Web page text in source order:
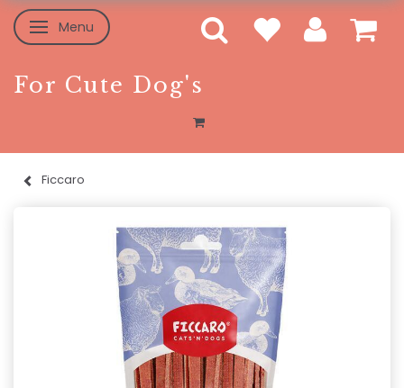
Skifte navigation
Menu
For Cute Dog's
Ficcaro